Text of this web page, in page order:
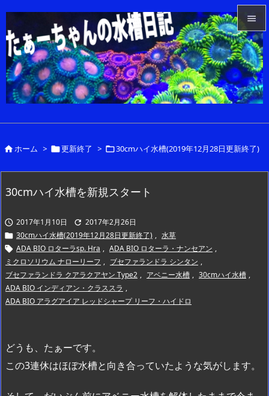


メニュ

サイド

次へ

ホーム > 更新終了 > 30cmハイ水槽(2019年12月28日更新終了)
30cmハイ水槽を新規スタート
 2017年1月10日  2017年2月26日
 30cmハイ水槽(2019年12月28日更新終了) , 水草
 ADA BIO ロターラsp. Hra , ADA BIO ロターラ・ナンセアン ,
ミクロソリウム ナローリーフ , ブセファランドラ シンタン ,
ブセファランドラ クアラクアヤン Type2 , アベニー水槽 , 30cmハイ水槽 ,
ADA BIO インディアン・クラススラ ,
ADA BIO アラグアイア レッドシャープ リーフ・ハイドロ
どうも、たぁーです。
この3連休はほぼ水槽と向き合っていたような気がします。